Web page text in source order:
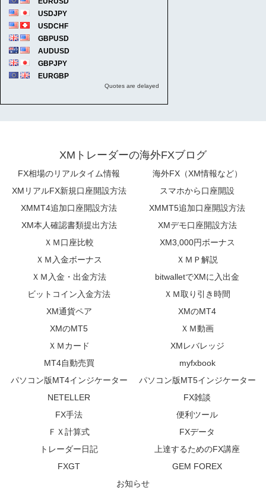
XMトレーダーの海外FXブログ
FX相場のリアルタイム情報
海外FX（XM情報など）
XMリアルFX新規口座開設方法
スマホから口座開設
XMMT4追加口座開設方法
XMMT5追加口座開設方法
XM本人確認書類提出方法
XMデモ口座開設方法
ＸＭ口座比較
XM3,000円ボーナス
ＸＭ入金ボーナス
ＸＭＰ解説
ＸＭ入金・出金方法
bitwalletでXMに入出金
ビットコイン入金方法
ＸＭ取り引き時間
XM通貨ペア
XMのMT4
XMのMT5
ＸＭ動画
ＸＭカード
XMレバレッジ
MT4自動売買
myfxbook
パソコン版MT4インジケーター
パソコン版MT5インジケーター
NETELLER
FX雑談
FX手法
便利ツール
ＦＸ計算式
FXデータ
トレーダー日記
上達するためのFX講座
FXGT
GEM FOREX
お知らせ